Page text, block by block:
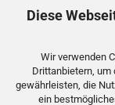
Diese
Wir verwenden
Drittanbietern,
gewährleisten, die
ein